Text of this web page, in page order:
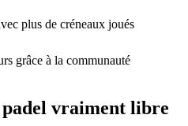
plus de créneaux joués
grâce à la communauté
vraiment libre